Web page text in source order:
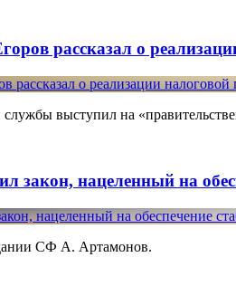
рассказал о
выступил на
закон, нацеленный на
СФ А. Артамонов.